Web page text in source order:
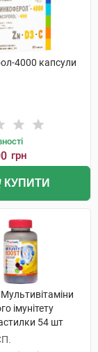
4000 капсули
грн
КУПИТИ
імунітету
54 шт